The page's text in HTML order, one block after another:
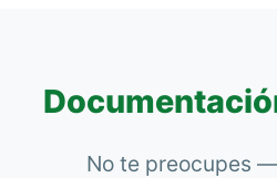
No te preocupes